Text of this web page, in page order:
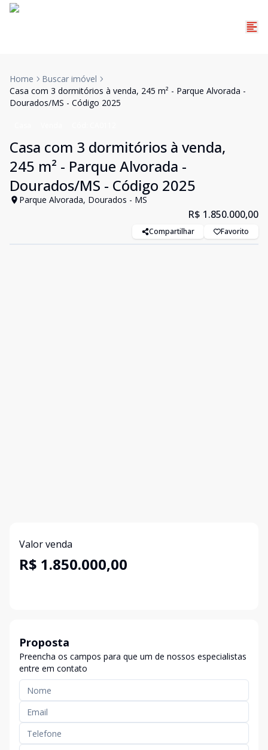
Home
Buscar imóvel
Casa com 3 dormitórios à venda, 245 m² - Parque Alvorada -
Dourados/MS - Código 2025
Casa com 3 dormitórios à venda,
245 m² - Parque Alvorada -
Dourados/MS - Código 2025
Parque Alvorada, Dourados - MS
R$ 1.850.000,00
Compartilhar Favorito
Valor venda
R$ 1.850.000,00
Proposta
Preencha os campos para que um de nossos especialistas
entre em contato